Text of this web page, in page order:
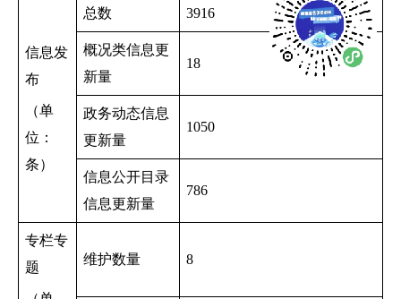
信息发
布
（单
位：
条）
总数 3916
概况类信息更
新量
18
政务动态信息
更新量
1050
信息公开目录
信息更新量
786
专栏专
题
维护数量 8